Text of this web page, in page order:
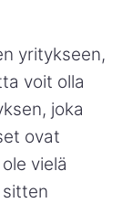
yritykseen,
voit olla
joka
ovat
vielä